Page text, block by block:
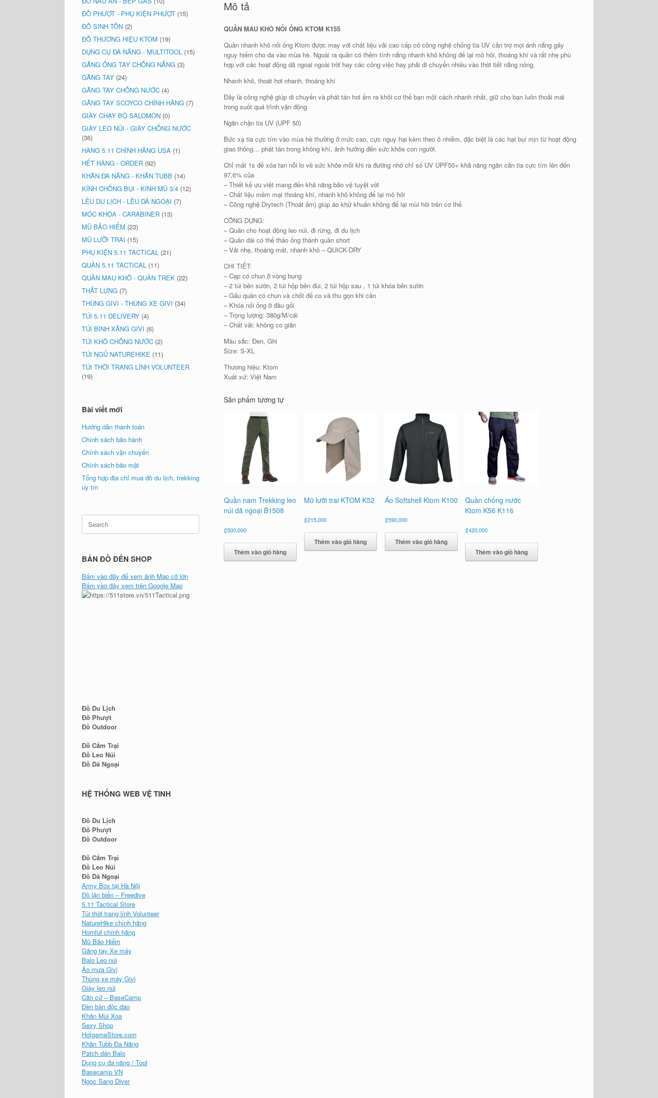
Mô tả
QUẦN MAU KHÔ NỐI ỐNG KTOM K155
Quần nhanh khô nối ống Ktom được may với chất liệu vải cao cấp có công nghệ chống tia UV cản trợ mọi ánh nắng gây
nguy hiểm cho da vào mùa hè. Ngoài ra quần có thêm tính nắng nhanh khô không để lại mồ hôi, thoáng khí và rất nhẹ phù
hợp với các hoạt động dã ngoại ngoài trời hay các công việc hay phải di chuyển nhiều vào thời tiết nắng nóng.
Nhanh khô, thoát hơi nhanh, thoáng khí
Đây là công nghệ giúp di chuyển và phát tán hơi ẩm ra khỏi cơ thể bạn một cách nhanh nhất, giữ cho bạn luôn thoải mái
trong suốt quá trình vận động
Ngăn chặn tia UV (UPF 50)
Bức xạ tia cực tím vào mùa hè thường ở mức cao, cực nguy hại kèm theo ô nhiễm, đặc biệt là các hạt bụi mịn từ hoạt động
giao thông… phát tán trong không khí, ảnh hưởng đến sức khỏe con người.
Chỉ mất 1s để xóa tan nỗi lo về sức khỏe mỗi khi ra đường nhờ chỉ số UV UPF50+ khả năng ngăn cản tia cực tím lên đến
97,6% của
– Thiết kế ưu việt mang đến khả năng bảo vệ tuyệt vời
– Chất liệu mềm mại thoáng khí, nhanh khô không để lại mồ hôi
– Công nghệ Drytech (Thoát ẩm) giúp áo khử khuẩn không để lại mùi hôi trên cơ thể
CÔNG DỤNG:
– Quần cho hoạt động leo núi, đi rừng, đi du lịch
– Quần dài có thể tháo ống thành quần short
– Vải nhẹ, thoáng mát, nhanh khô – QUICK-DRY
CHI TIẾT:
– Cạp có chun ở vòng bụng
– 2 túi bên sườn, 2 túi hộp bên đùi, 2 túi hộp sau , 1 túi khóa bên sườn
– Gấu quần có chun và chốt để co và thu gọn khi cần
– Khóa nối ống ở đầu gối
– Trọng lượng: 380g/M/cái
– Chất vải: không co giãn
Màu sắc: Đen, Ghi
Size: S-XL
Thương hiệu: Ktom
Xuất xứ: Việt Nam
Sản phẩm tương tự
Quần nam Trekking leo
núi dã ngoại B1508
₫500,000
Thêm vào giỏ hàng
Mũ lưỡi trai KTOM K52
₫215,000
Thêm vào giỏ hàng
Áo Softshell Ktom K100
₫590,000
Thêm vào giỏ hàng
Quần chống nước
Ktom K56 K116
₫420,000
Thêm vào giỏ hàng
ĐỒ PHƯỢT - PHỤ KIỆN PHƯỢT (15)
ĐỒ SINH TỒN (2)
ĐỒ THƯƠNG HIỆU KTOM (19)
DỤNG CỤ ĐA NĂNG - MULTITOOL (15)
GĂNG ỐNG TAY CHỐNG NẮNG (3)
GĂNG TAY (24)
GĂNG TAY CHỐNG NƯỚC (4)
GĂNG TAY SCOYCO CHÍNH HÃNG (7)
GIÀY CHẠY BỘ SALOMON (0)
GIÀY LEO NÚI - GIÀY CHỐNG NƯỚC
(36)
HÀNG 5.11 CHÍNH HÃNG USA (1)
HẾT HÀNG - ORDER (92)
KHĂN ĐA NĂNG - KHĂN TUBB (14)
KÍNH CHỐNG BỤI - KÍNH MŨ 3/4 (12)
LỀU DU LỊCH - LỀU DÃ NGOẠI (7)
MÓC KHÓA - CARABINER (13)
MŨ BẢO HIỂM (23)
MŨ LƯỠI TRAI (15)
PHỤ KIỆN 5.11 TACTICAL (21)
QUẦN 5.11 TACTICAL (11)
QUẦN MAU KHÔ - QUẦN TREK (22)
THẮT LƯNG (7)
THÙNG GIVI - THÙNG XE GIVI (34)
TÚI 5.11 DELIVERY (4)
TÚI BÌNH XĂNG GIVI (6)
TÚI KHÔ CHỐNG NƯỚC (2)
TÚI NGỦ NATUREHIKE (11)
TÚI THỜI TRANG LÍNH VOLUNTEER
(19)
Bài viết mới
Hướng dẫn thanh toán
Chính sách bảo hành
Chính sách vận chuyển
Chính sách bảo mật
Tổng hợp địa chỉ mua đồ du lịch, trekking
uy tín
Search
for:
BẢN ĐỒ ĐẾN SHOP
Bấm vào đây để xem ảnh Map cỡ lớn
Bấm vào đây xem trên Google Map
Đồ Du Lịch
Đồ Phượt
Đồ Outdoor
Đồ Cắm Trại
Đồ Leo Núi
Đồ Dã Ngoại
HỆ THỐNG WEB VỆ TINH
Đồ Du Lịch
Đồ Phượt
Đồ Outdoor
Đồ Cắm Trại
Đồ Leo Núi
Đồ Dã Ngoại
Army Box tại Hà Nội
Đồ lặn biển – Freedive
5.11 Tactical Store
Túi thời trang lính Volunteer
NatureHike chính hãng
Homful chính hãng
Mũ Bảo Hiểm
Găng tay Xe máy
Balo Leo núi
Áo mưa Givi
Thùng xe máy Givi
Giày leo núi
Căn cứ – BaseCamp
Đèn bàn độc đáo
Khăn Mùi Xoa
Sexy Shop
HotgameStore.com
Khăn Tubb Đa Năng
Patch dán Balo
Dụng cụ đa năng / Tool
Basecamp VN
Ngoc Sang Diver